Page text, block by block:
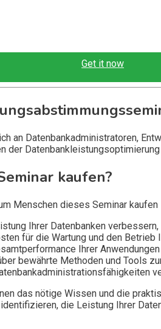
Get it now
an Datenbankadministratoren,
der
kaufen?
Menschen dieses Seminar
Ihrer Datenbanken
für die Wartung und den Betrieb
Ihrer
bewährte Methoden und Tools
das nötige Wissen und die
die Leistung Ihrer